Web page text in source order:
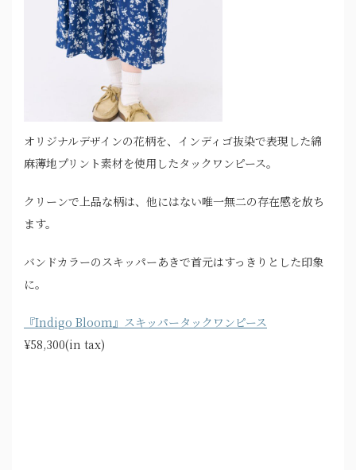
オリジナルデザインの花柄を、インディゴ抜染で表現した綿
麻薄地プリント素材を使用したタックワンピース。
クリーンで上品な柄は、他にはない唯一無二の存在感を放ち
ます。
バンドカラーのスキッパーあきで首元はすっきりとした印象
に。
『Indigo Bloom』スキッパータックワンピース
¥58,300(in tax)